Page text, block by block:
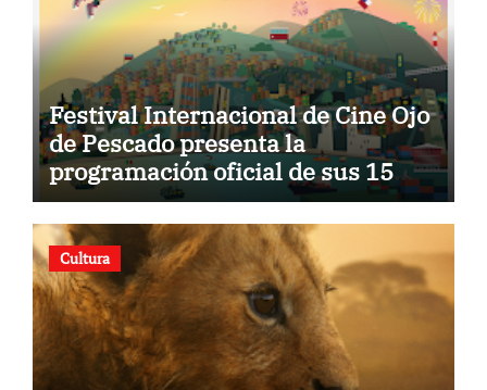
Festival Internacional de Cine Ojo
de Pescado presenta la
programación oficial de sus 15
años
Cultura